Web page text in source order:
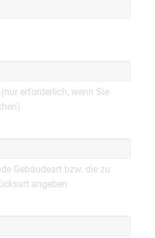
erforderlich, wenn Sie
Gebäudeart bzw. die zu
angeben